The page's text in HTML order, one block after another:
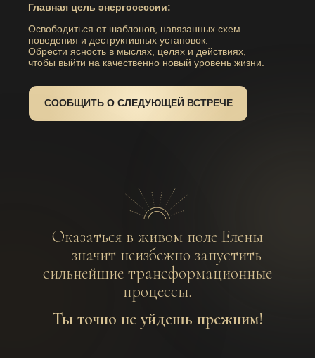
Освободиться от шаблонов, навязанных схем
поведения и деструктивных установок.
Обрести ясность в мыслях, целях и действиях,
чтобы выйти на качественно новый уровень жизни.
Главная цель энергосессии:
СООБЩИТЬ О СЛЕДУЮЩЕЙ ВСТРЕЧЕ
Оказаться в живом поле Елены
— значит неизбежно запустить
сильнейшие трансформационные
процессы.
Ты точно не уйдешь прежним!